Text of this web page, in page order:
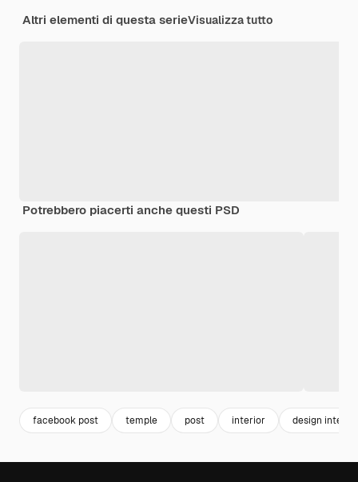
Altri elementi di questa serieVisualizza tutto
Potrebbero piacerti anche questi PSD
facebook post temple post interior design interior